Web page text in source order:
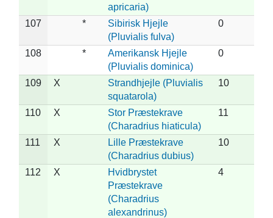
apricaria)
107 *
Sibirisk Hjejle
(Pluvialis fulva)
0
108 *
Amerikansk Hjejle
(Pluvialis dominica)
0
109 X
Strandhjejle (Pluvialis
squatarola)
10
110 X
Stor Præstekrave
(Charadrius hiaticula)
11
111 X
Lille Præstekrave
(Charadrius dubius)
10
112 X
Hvidbrystet
Præstekrave
(Charadrius
alexandrinus)
4